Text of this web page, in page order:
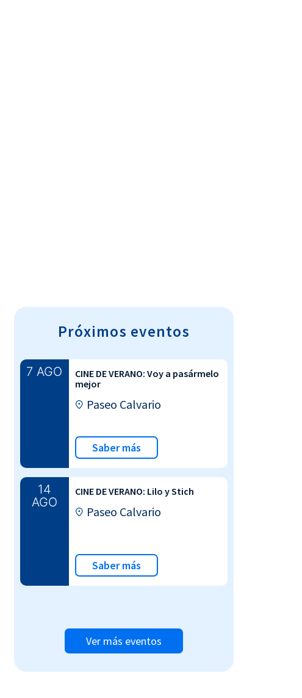
Próximos eventos
7 AGO
CINE DE VERANO: Voy a pasármelo
mejor
Paseo Calvario
Saber más
14
AGO
CINE DE VERANO: Lilo y Stich
Paseo Calvario
Saber más
Ver más eventos